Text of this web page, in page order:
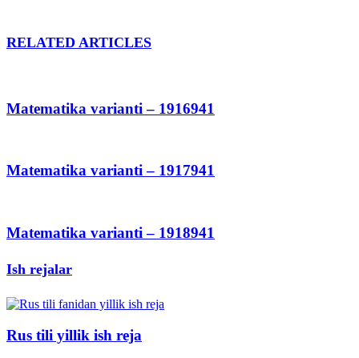
RELATED ARTICLES
Matematika varianti – 1916941
Matematika varianti – 1917941
Matematika varianti – 1918941
Ish rejalar
Rus tili yillik ish reja